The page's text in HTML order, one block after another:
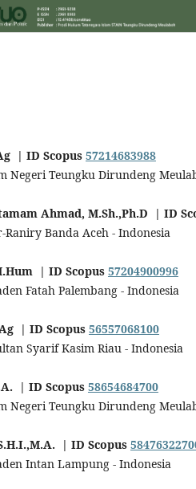
| ID Scopus 57214683988
Negeri Teungku Dirundeng
Ahmad, M.Sh.,Ph.D | ID
Banda Aceh - Indonesia
| ID Scopus 57204900996
Fatah Palembang - Indonesia
| ID Scopus 56557068100
Syarif Kasim Riau - Indonesia
| ID Scopus 58654684700
Negeri Teungku Dirundeng
| ID Scopus
Intan Lampung - Indonesia